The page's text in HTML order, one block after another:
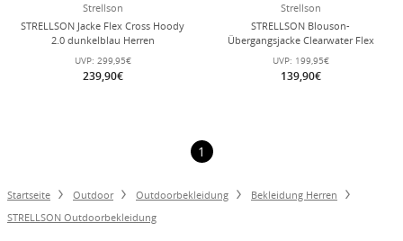
Strellson
STRELLSON Jacke Flex Cross Hoody
2.0 dunkelblau Herren
UVP: 299,95€
239,90€
Strellson
STRELLSON Blouson-
Übergangsjacke Clearwater Flex
(wind- und wasserfest) dunkelblau
Herren
UVP: 199,95€
139,90€
1
Startseite Outdoor Outdoorbekleidung
Bekleidung Herren
STRELLSON Outdoorbekleidung